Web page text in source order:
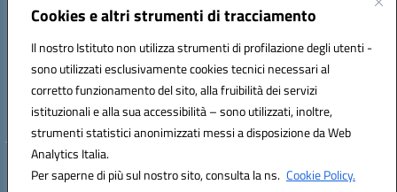
Cookies e altri strumenti di tracciamento
Il nostro Istituto non utilizza strumenti di profilazione degli utenti -
sono utilizzati esclusivamente cookies tecnici necessari al
corretto funzionamento del sito, alla fruibilità dei servizi
istituzionali e alla sua accessibilità – sono utilizzati, inoltre,
strumenti statistici anonimizzati messi a disposizione da Web
Analytics Italia.
Per saperne di più sul nostro sito, consulta la ns. Cookie Policy.
Via E.Q. Visconti, 13 00193 ROMA (RM)
Telefono: 06121124725 Fax: 063216207
Codice univoco ufficio: UFSRLT
Codice meccanografico: RMIS12800R
Codice fiscale: 80210770584
Hosting & Powered by 3D Solution S.r.l.